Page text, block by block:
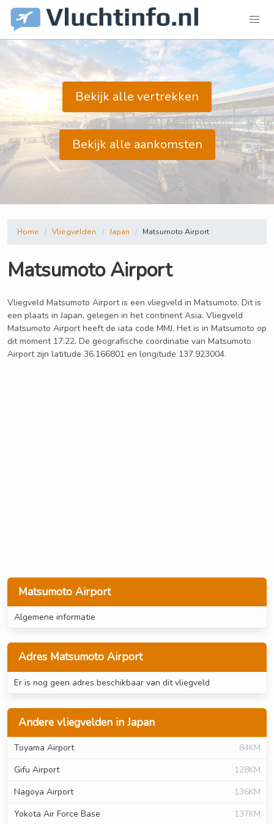
Bekijk alle vertrekken
Bekijk alle aankomsten
Matsumoto Airport
Algemene informatie
Adres Matsumoto Airport
Er is nog geen adres beschikbaar van dit vliegveld
Andere vliegvelden in Japan
Toyama Airport
84KM
Gifu Airport
128KM
Nagoya Airport
136KM
Yokota Air Force Base
137KM
Home Vliegvelden Japan Matsumoto Airport
Matsumoto Airport
Vliegveld Matsumoto Airport is een vliegveld in Matsumoto. Dit is
een plaats in Japan, gelegen in het continent Asia. Vliegveld
Matsumoto Airport heeft de iata code MMJ. Het is in Matsumoto op
dit moment 17:22. De geografische coordinatie van Matsumoto
Airport zijn latitude 36.166801 en longitude 137.923004.